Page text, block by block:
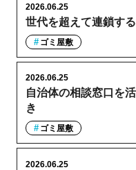
世代を超えて連鎖す
2026.06.25
ゴミ屋敷
自治体の相談窓口を
き
2026.06.25
ゴミ屋敷
2026.06.25